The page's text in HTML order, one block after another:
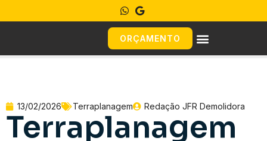
ORÇAMENTO
13/02/2026 Terraplanagem Redação JFR Demolidora
Terraplanagem